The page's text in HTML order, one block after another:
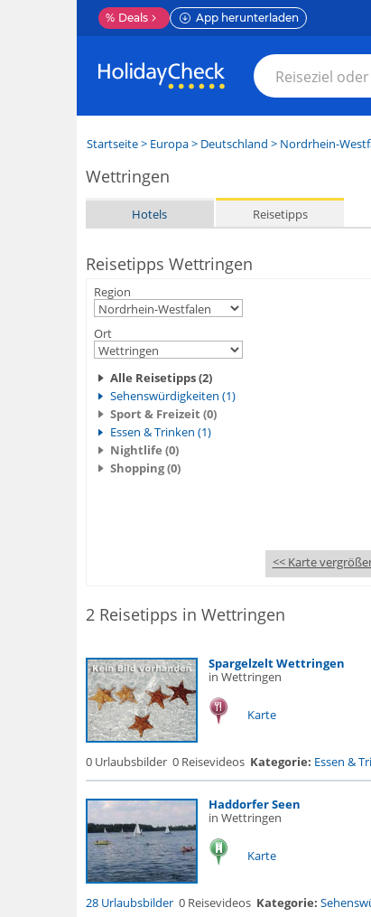
% Deals App herunterladen
Startseite> Europa> Deutschland > Nordrhein-
Wettringen
Hotels Reisetipps
Reisetipps Wettringen
Region
Ort
Alle Reisetipps (2)
Sehenswürdigkeiten (1)
Sport & Freizeit (0)
Essen & Trinken (1)
Nightlife (0)
Shopping (0)
<< Karte
2 Reisetipps in Wettringen
Spargelzelt Wettringen
in Wettringen
Karte
0 Urlaubsbilder 0 Reisevideos Kategorie: Essen &
Haddorfer Seen
in Wettringen
Karte
28 Urlaubsbilder 0 Reisevideos Kategorie: